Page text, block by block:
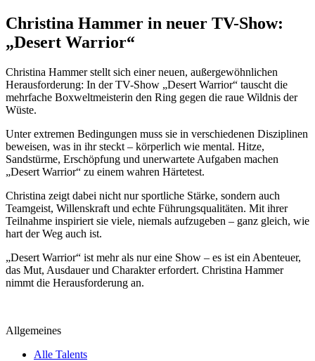
Christina Hammer in neuer TV-Show:
„Desert Warrior“
Christina Hammer stellt sich einer neuen, außergewöhnlichen
Herausforderung: In der TV-Show „Desert Warrior“ tauscht die
mehrfache Boxweltmeisterin den Ring gegen die raue Wildnis der
Wüste.
Unter extremen Bedingungen muss sie in verschiedenen Disziplinen
beweisen, was in ihr steckt – körperlich wie mental. Hitze,
Sandstürme, Erschöpfung und unerwartete Aufgaben machen
„Desert Warrior“ zu einem wahren Härtetest.
Christina zeigt dabei nicht nur sportliche Stärke, sondern auch
Teamgeist, Willenskraft und echte Führungsqualitäten. Mit ihrer
Teilnahme inspiriert sie viele, niemals aufzugeben – ganz gleich, wie
hart der Weg auch ist.
„Desert Warrior“ ist mehr als nur eine Show – es ist ein Abenteuer,
das Mut, Ausdauer und Charakter erfordert. Christina Hammer
nimmt die Herausforderung an.
Allgemeines
Alle Talents